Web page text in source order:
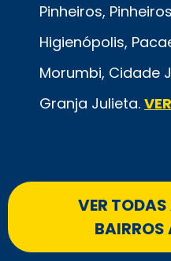
Pinheiros,
Higienópolis,
Morumbi, Cidade
Granja Julieta.
VER
BAIRROS